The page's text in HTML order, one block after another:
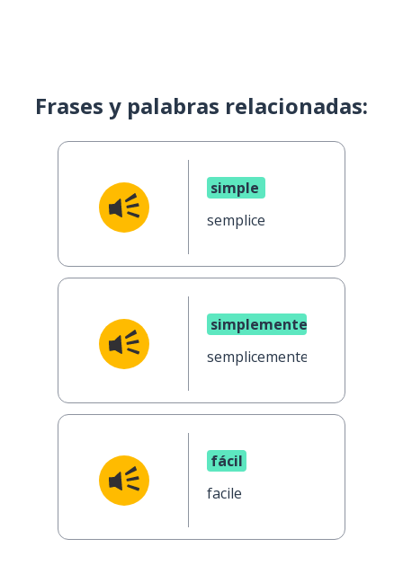
Frases y palabras relacionadas:
simple
semplice
simplemente
semplicemente
fácil
facile